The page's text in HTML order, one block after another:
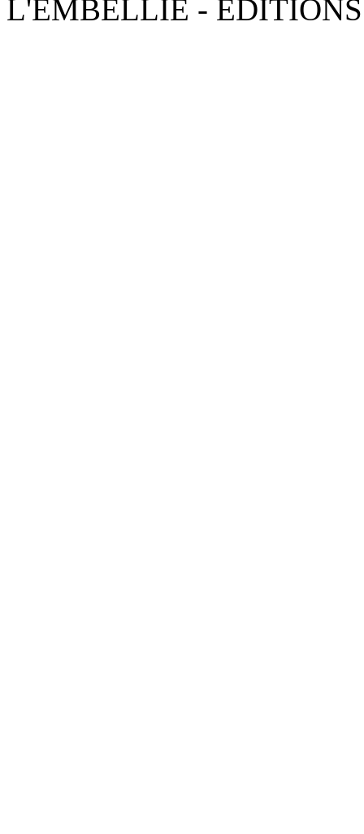
L'EMBELLIE -